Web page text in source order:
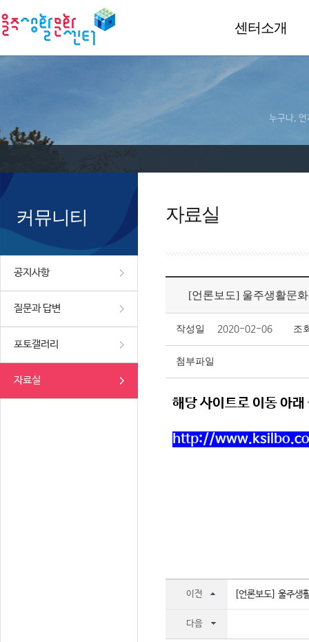
센터소개
누구나, 언
커뮤니티
공지사항
질문과 답변
포토갤러리
자료실
자료실
[언론보도] 울주생활문
작성일 2020-02-06 조
첨부파일
해당 사이트로 이동 아래
http://
이전 [언론보도] 울주생
다음